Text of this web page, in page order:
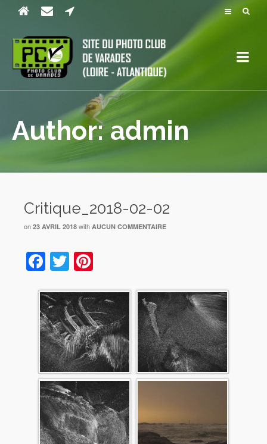
Author: admin
Critique_2018-02-02
on 23 AVRIL 2018 with AUCUN COMMENTAIRE
Facebook
Twitter